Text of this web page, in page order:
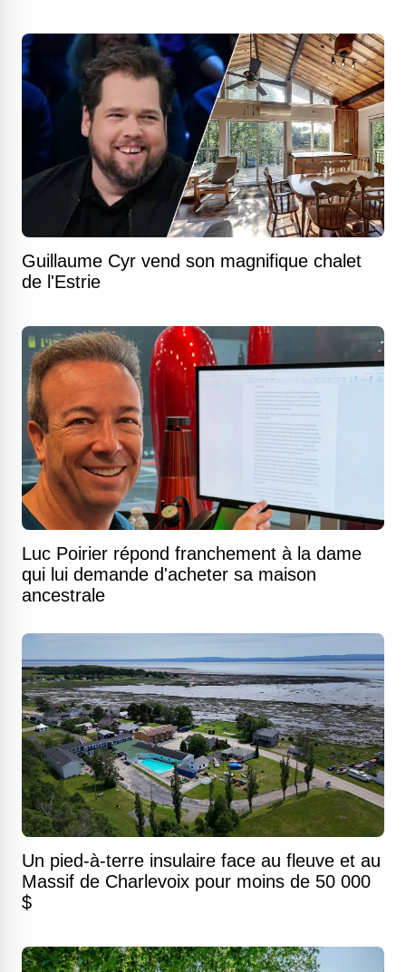
Guillaume Cyr vend son magnifique chalet
de l'Estrie
Luc Poirier répond franchement à la dame
qui lui demande d'acheter sa maison
ancestrale
Un pied-à-terre insulaire face au fleuve et au
Massif de Charlevoix pour moins de 50 000
$